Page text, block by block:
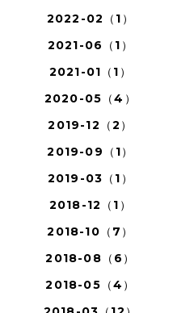
2022-02（1）
2021-06（1）
2021-01（1）
2020-05（4）
2019-12（2）
2019-09（1）
2019-03（1）
2018-12（1）
2018-10（7）
2018-08（6）
2018-05（4）